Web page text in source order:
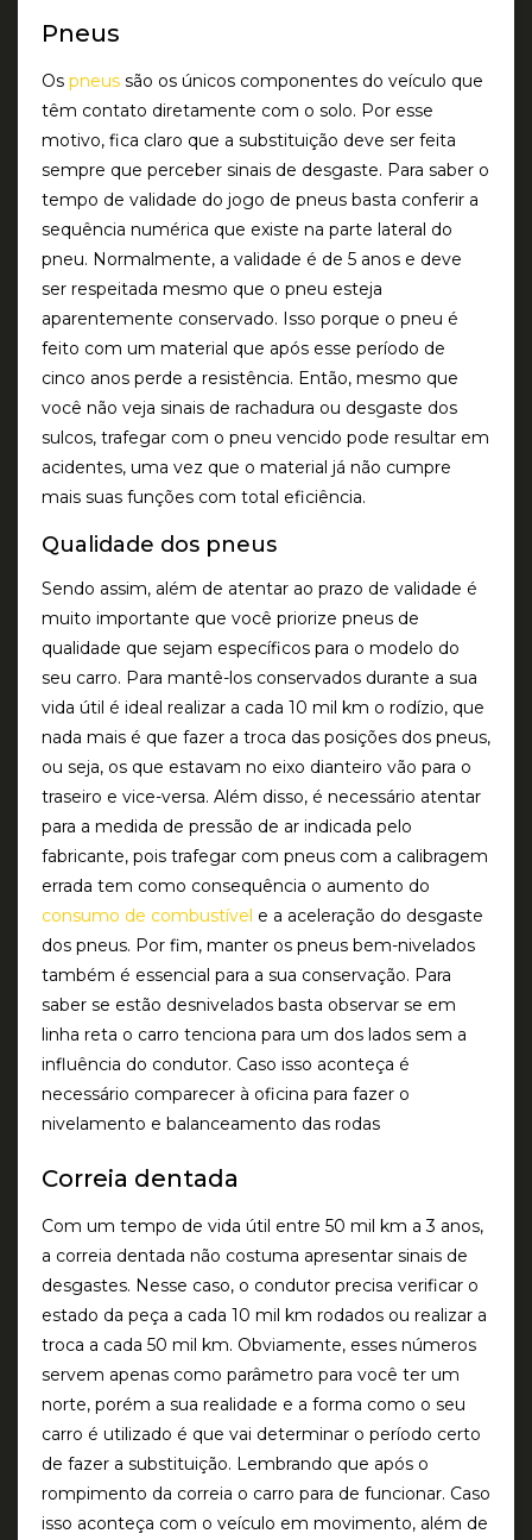
Pneus
Os pneus são os únicos componentes do veículo que
têm contato diretamente com o solo. Por esse
motivo, fica claro que a substituição deve ser feita
sempre que perceber sinais de desgaste. Para saber o
tempo de validade do jogo de pneus basta conferir a
sequência numérica que existe na parte lateral do
pneu. Normalmente, a validade é de 5 anos e deve
ser respeitada mesmo que o pneu esteja
aparentemente conservado. Isso porque o pneu é
feito com um material que após esse período de
cinco anos perde a resistência. Então, mesmo que
você não veja sinais de rachadura ou desgaste dos
sulcos, trafegar com o pneu vencido pode resultar em
acidentes, uma vez que o material já não cumpre
mais suas funções com total eficiência.
Qualidade dos pneus
Sendo assim, além de atentar ao prazo de validade é
muito importante que você priorize pneus de
qualidade que sejam específicos para o modelo do
seu carro. Para mantê-los conservados durante a sua
vida útil é ideal realizar a cada 10 mil km o rodízio, que
nada mais é que fazer a troca das posições dos pneus,
ou seja, os que estavam no eixo dianteiro vão para o
traseiro e vice-versa. Além disso, é necessário atentar
para a medida de pressão de ar indicada pelo
fabricante, pois trafegar com pneus com a calibragem
errada tem como consequência o aumento do
consumo de combustível e a aceleração do desgaste
dos pneus. Por fim, manter os pneus bem-nivelados
também é essencial para a sua conservação. Para
saber se estão desnivelados basta observar se em
linha reta o carro tenciona para um dos lados sem a
influência do condutor. Caso isso aconteça é
necessário comparecer à oficina para fazer o
nivelamento e balanceamento das rodas
Correia dentada
Com um tempo de vida útil entre 50 mil km a 3 anos,
a correia dentada não costuma apresentar sinais de
desgastes. Nesse caso, o condutor precisa verificar o
estado da peça a cada 10 mil km rodados ou realizar a
troca a cada 50 mil km. Obviamente, esses números
servem apenas como parâmetro para você ter um
norte, porém a sua realidade e a forma como o seu
carro é utilizado é que vai determinar o período certo
de fazer a substituição. Lembrando que após o
rompimento da correia o carro para de funcionar. Caso
isso aconteça com o veículo em movimento, além de